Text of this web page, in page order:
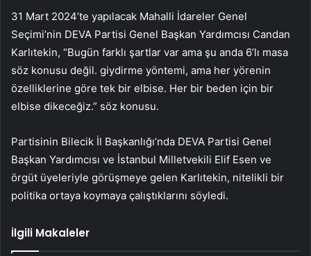
31 Mart 2024’te yapılacak Mahalli İdareler Genel
Seçimi’nin DEVA Partisi Genel Başkan Yardımcısı Candan
Karlıtekin, “Bugün farklı şartlar var ama şu anda 6’lı masa
söz konusu değil. giydirme yöntemi, ama her yörenin
özelliklerine göre tek bir elbise. Her bir beden için bir
elbise dikeceğiz.” söz konusu.
Partisinin Bilecik İl Başkanlığı’nda DEVA Partisi Genel
Başkan Yardımcısı ve İstanbul Milletvekili Elif Esen ve
örgüt üyeleriyle görüşmeye gelen Karlıtekin, nitelikli bir
politika ortaya koymaya çalıştıklarını söyledi.
İlgili Makaleler